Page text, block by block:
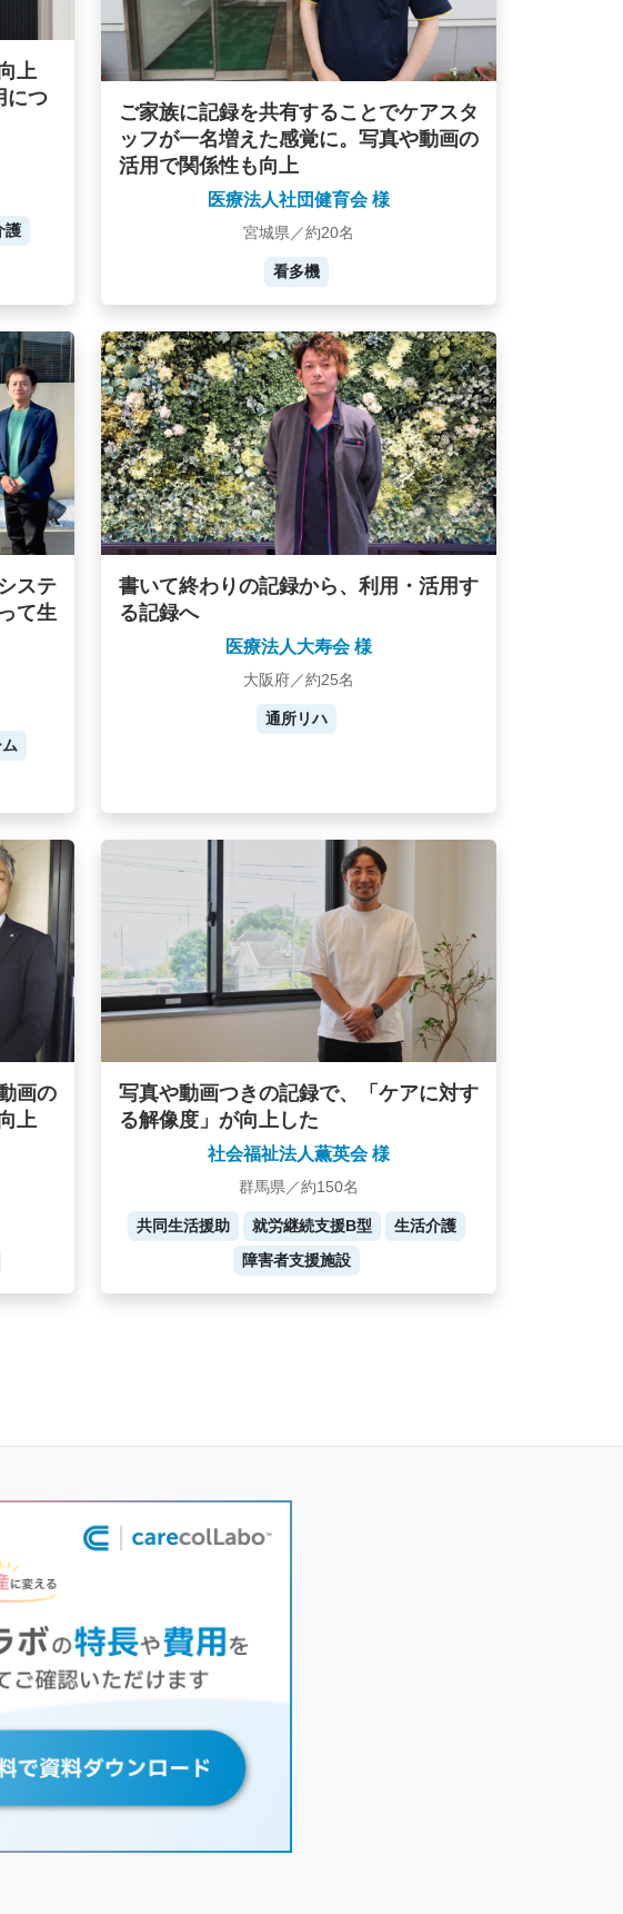
上
につ
護
ご家族に記録を共有することでケアスタ
ッフが一名増えた感覚に。写真や動画の
活用で関係性も向上
医療法人社団健育会 様
宮城県／約20名
看多機
ステ
て生
書いて終わりの記録から、利用・活用す
る記録へ
医療法人大寿会 様
大阪府／約25名
通所リハ
画の
上
写真や動画つきの記録で、「ケアに対す
る解像度」が向上した
社会福祉法人薫英会 様
群馬県／約150名
共同生活援助 就労継続支援B型
生活介護
障害者支援施設